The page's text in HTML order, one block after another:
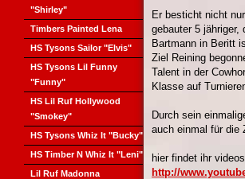
"Shirley"
Timbers Painted Lena
HS Tysons Sailor "Elvis"
HS Tysons Lil Funny
"Funny"
HS Lil Ruf Hollywood
"Smokey"
HS Tysons Whiz It "Bucky"
HS Timber N Whiz It "Leni"
Lil Ruf Madonna
Er besticht nicht
gebauter 5 jähriger,
Bartmann in Beritt
Ziel Reining
Talent in der
Klasse auf
Durch sein
auch einmal für die
hier findet ihr
http://